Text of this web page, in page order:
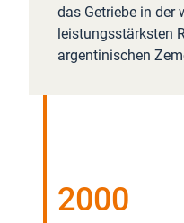
das Getriebe in der
leistungsstärksten
argentinischen
2000